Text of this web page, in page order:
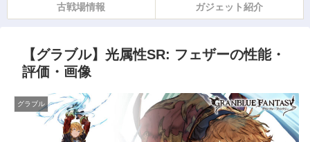
古戦場情報 ガジェット紹介
【グラブル】光属性SR: フェザーの性能・
評価・画像
グラブル